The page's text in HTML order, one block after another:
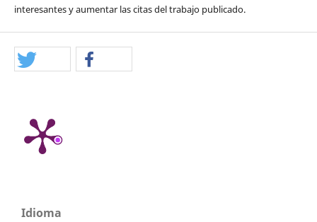
interesantes y aumentar las citas del trabajo publicado.
Idioma